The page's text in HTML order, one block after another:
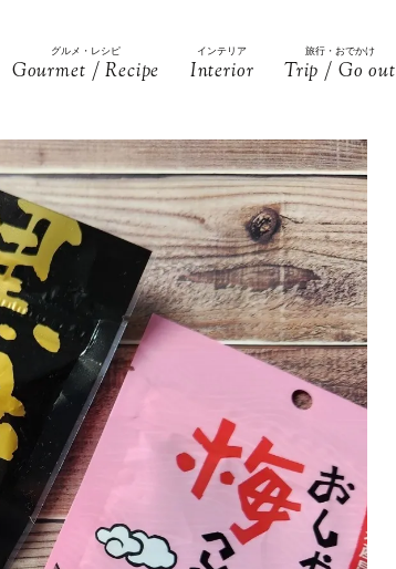
グルメ・レシピ
Gourmet / Recipe
インテリア
Interior
旅行・おでかけ
Trip / Go out